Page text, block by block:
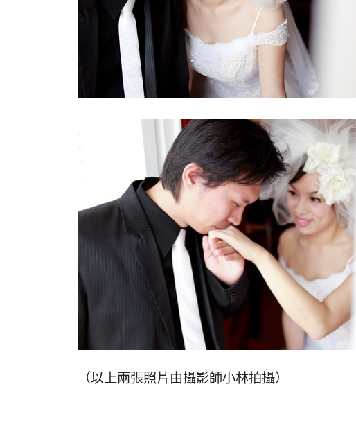
（以上兩張照片由攝影師小林拍攝）